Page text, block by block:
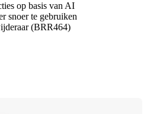
op basis van AI
snoer te gebruiken
(BRR464)